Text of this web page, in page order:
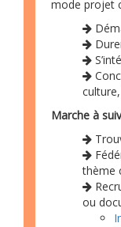
mode projet
Marche à
thème
ou